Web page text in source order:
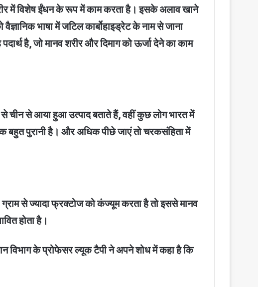
शरीर में विशेष ईंधन के रूप में काम करता है। इसके अलाव खाने
भाषा में जटिल कार्बोहाइड्रेट के नाम से जाना
है, जो मानव शरीर और दिमाग को ऊर्जा देने का काम
चीन से आया हुआ उत्पाद बताते हैं, वहीं कुछ लोग भारत में
बहुत पुरानी है। और अधिक पीछे जाएं तो चरकसंहिता में
ग्राम से ज्यादा फ्रक्टोज को कंज्यूम करता है तो इससे मानव
होता है।
विभाग के प्रोफेसर ल्यूक टैपी ने अपने शोध में कहा है कि